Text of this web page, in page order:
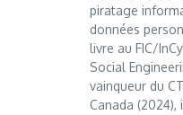
piratage
données
livre au FIC/
Social
vainqueur du
Canada